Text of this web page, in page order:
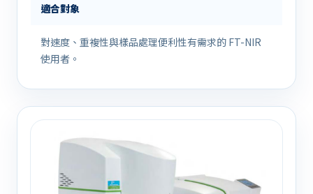
適合對象
對速度、重複性與樣品處理便利性有需求的 FT-NIR
使用者。